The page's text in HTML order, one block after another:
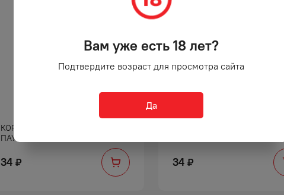
КОРМ КИТИКЕТ ГОВЯДИНА 85 Г
ПАУЧ
34 ₽
КОРМ КИТИКЕТ КУРИЦА В
34 ₽
Вам уже есть 18 лет?
Подтвердите возраст для просмотра сайта
Да